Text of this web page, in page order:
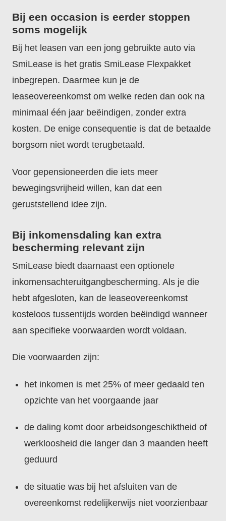
Bij een occasion is eerder stoppen
soms mogelijk
Bij het leasen van een jong gebruikte auto via
SmiLease is het gratis SmiLease Flexpakket
inbegrepen. Daarmee kun je de
leaseovereenkomst om welke reden dan ook na
minimaal één jaar beëindigen, zonder extra
kosten. De enige consequentie is dat de betaalde
borgsom niet wordt terugbetaald.
Voor gepensioneerden die iets meer
bewegingsvrijheid willen, kan dat een
geruststellend idee zijn.
Bij inkomensdaling kan extra
bescherming relevant zijn
SmiLease biedt daarnaast een optionele
inkomensachteruitgangbescherming. Als je die
hebt afgesloten, kan de leaseovereenkomst
kosteloos tussentijds worden beëindigd wanneer
aan specifieke voorwaarden wordt voldaan.
Die voorwaarden zijn:
het inkomen is met 25% of meer gedaald ten
opzichte van het voorgaande jaar
de daling komt door arbeidsongeschiktheid of
werkloosheid die langer dan 3 maanden heeft
geduurd
de situatie was bij het afsluiten van de
overeenkomst redelijkerwijs niet voorzienbaar